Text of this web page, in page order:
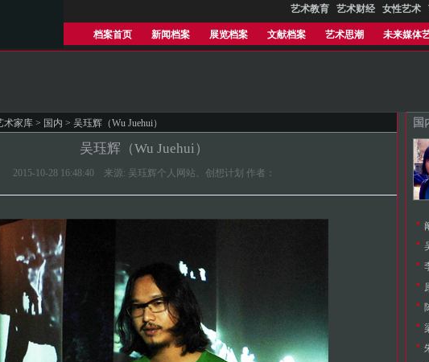
艺术教育 艺术财经 女性艺术
档案首页 新闻档案 展览档案 文献档案 艺术思潮 未来媒体
术家库 > 国内 > 吴珏辉（Wu Juehui）
吴珏辉（Wu Juehui）
2015-10-28 16:48:40 来源: 吴珏辉个人网站、创想计划 作者：
国